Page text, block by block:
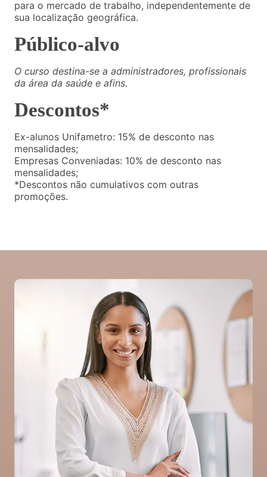
para o mercado de trabalho, independentemente de
sua localização geográfica.
Público-alvo
O curso destina-se a administradores, profissionais
da área da saúde e afins.
Descontos*
Ex-alunos Unifametro: 15% de desconto nas
mensalidades;
Empresas Conveniadas: 10% de desconto nas
mensalidades;
*Descontos não cumulativos com outras
promoções.